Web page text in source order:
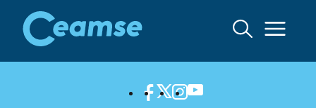
contenido